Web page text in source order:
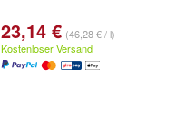
23,14 € (46,28 € / l)
Kostenloser Versand